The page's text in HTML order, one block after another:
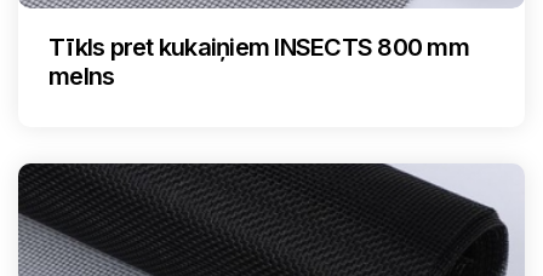
Tīkls pret kukaiņiem INSECTS 800 mm
melns